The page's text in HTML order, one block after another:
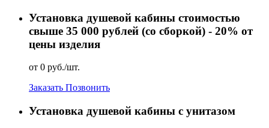
Установка душевой кабины стоимостью
свыше 35 000 рублей (со сборкой) - 20% от
цены изделия
от 0 руб./шт.
Заказать Позвонить
Установка душевой кабины с унитазом